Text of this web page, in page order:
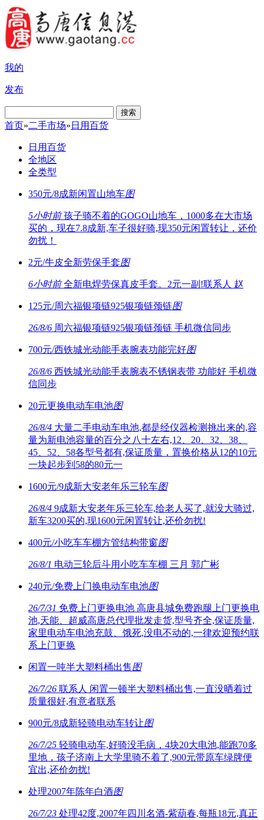
我的
发布
搜索
首页»二手市场» 日用百货
日用百货
全地区
全类型
350元/8成新闲置山地车图
5小时前孩子骑不着的GOGO山地车，1000多在大市场
买的，现在7.8成新,车子很好骑,现350元闲置转让，还价
勿扰！
2元/牛皮全新劳保手套图
6小时前全新电焊劳保真皮手套。2元一副!联系人 赵
125元/周六福银项链925银项链颈链图
26/8/6 周六福银项链925银项链颈链 手机微信同步
700元/西铁城光动能手表腕表功能完好图
26/8/6 西铁城光动能手表腕表不锈钢表带 功能好 手机微
信同步
20元更换电动车电池图
26/8/4 大量二手电动车电池,都是经仪器检测挑出来的,容
量为新电池容量的百分之八十左右,12、20、32、38、
45、52、58各型号都有,保证质量，置换价格从12的10元
一块起步到58的80元一
1600元/9成新大安老年乐三轮车图
26/8/4 9成新大安老年乐三轮车,给老人买了,就没大骑过,
新车3200买的,现1600元闲置转让,还价勿扰!
400元/小吃车车棚方管结构带窗图
26/8/1 电动三轮后斗用小吃车车棚 三月 郭广彬
240元/免费上门换电动车电池图
26/7/31 免费上门更换电池 高唐县城免费跑腿上门更换电
池,天能、超威高唐总代理批发走货,型号齐全,保证质量,
家里电动车电池充鼓、饿死,没电不动的,一律欢迎预约联
系上门更换
闲置一吨半大塑料桶出售图
26/7/26 联系人 闲置一顿半大塑料桶出售,一直没晒着过
质量很好,有意者联系
900元/8成新轻骑电动车转让图
26/7/25 轻骑电动车,好骑没毛病，4块20大电池,能跑70多
里地，孩子济南上大学里骑不着了,900元带原车绿牌便
宜出,还价勿扰!
处理2007年陈年白酒图
26/7/23 处理42度,2007年四川名酒-紫葫春,每瓶18元,真正